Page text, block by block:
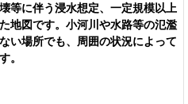
等に伴う浸水想定、一定規模以上
地図です。小河川や水路等の氾濫
い場所でも、周囲の状況によって
。